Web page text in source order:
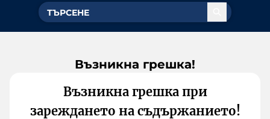
Възникна грешка!
Възникна грешка при
зареждането на съдържанието!